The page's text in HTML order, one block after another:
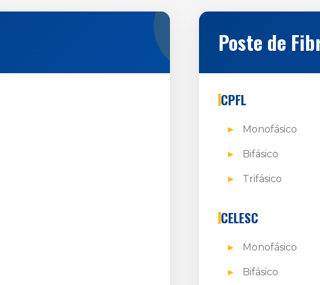
Poste de
CPFL
Monofásico
Bifásico
Trifásico
CELESC
Monofásico
Bifásico